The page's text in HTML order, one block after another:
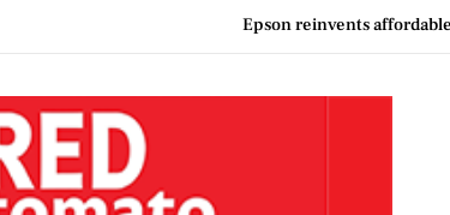
Couture